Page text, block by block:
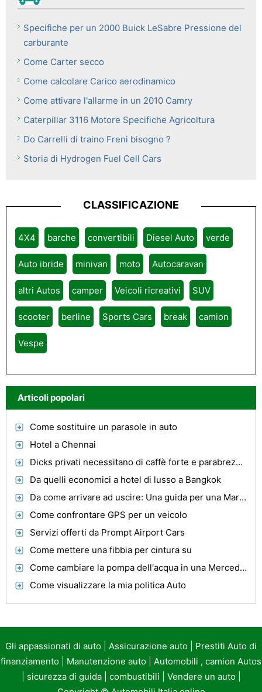
Specifiche per un 2000 Buick LeSabre Pressione del
carburante
Come Carter secco
Come calcolare Carico aerodinamico
Come attivare l'allarme in un 2010 Camry
Caterpillar 3116 Motore Specifiche Agricoltura
Do Carrelli di traino Freni bisogno ?
Storia di Hydrogen Fuel Cell Cars
CLASSIFICAZIONE
4X4 barche convertibili Diesel Auto verde
Auto ibride minivan moto Autocaravan
altri Autos camper Veicoli ricreativi SUV
scooter berline Sports Cars break camion
Vespe
Articoli popolari
Come sostituire un parasole in auto
Hotel a Chennai
Dicks privati ​​necessitano di caffè forte e parabrezza Clean
Da quelli economici a hotel di lusso a Bangkok
Da come arrivare ad uscire: Una guida per una Marrakech senza problemi Viaggi
Come confrontare GPS per un veicolo
Servizi offerti da Prompt Airport Cars
Come mettere una fibbia per cintura su
Come cambiare la pompa dell'acqua in una Mercedes C280
Come visualizzare la mia politica Auto
Gli appassionati di auto Assicurazione auto
Prestiti Auto di
finanziamento
Manutenzione auto
Automobili , camion Autos
sicurezza di guida| combustibili Vendere un auto|